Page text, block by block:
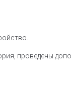
проведены